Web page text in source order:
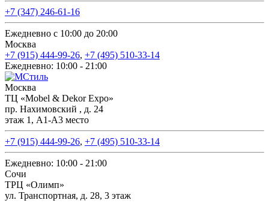
+7 (347) 246-61-16
Ежедневно с 10:00 до 20:00
Москва
+7 (915) 444-99-26, +7 (495) 510-33-14
Ежедневно: 10:00 - 21:00
Москва
ТЦ «Mobel & Dekor Expo»
пр. Нахимовский , д. 24
этаж 1, А1-А3 место
+7 (915) 444-99-26, +7 (495) 510-33-14
Ежедневно: 10:00 - 21:00
Сочи
ТРЦ «Олимп»
ул. Транспортная, д. 28, 3 этаж